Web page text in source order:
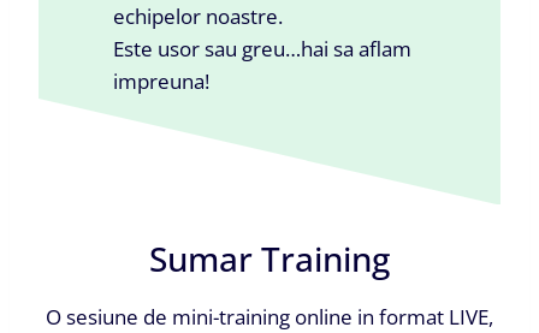
echipelor noastre.
Este usor sau greu…hai sa aflam
impreuna!
Sumar Training
O sesiune de mini-training online in format LIVE,